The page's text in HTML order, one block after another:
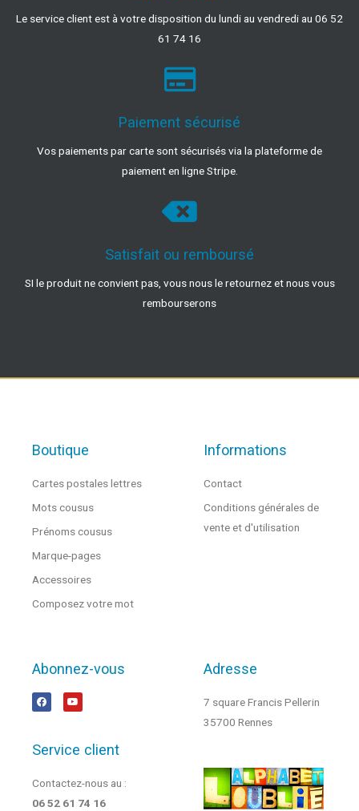
Le service client est à votre disposition du lundi au vendredi au 06 52
61 74 16
Paiement sécurisé
Vos paiements par carte sont sécurisés via la plateforme de
paiement en ligne Stripe.
Satisfait ou remboursé
SI le produit ne convient pas, vous nous le retournez et nous vous
rembourserons
Boutique
Cartes postales lettres
Mots cousus
Prénoms cousus
Marque-pages
Accessoires
Composez votre mot
Informations
Contact
Conditions générales de
vente et d'utilisation
Abonnez-vous
Service client
Contactez-nous au :
06 52 61 74 16
Adresse
7 square Francis Pellerin
35700 Rennes